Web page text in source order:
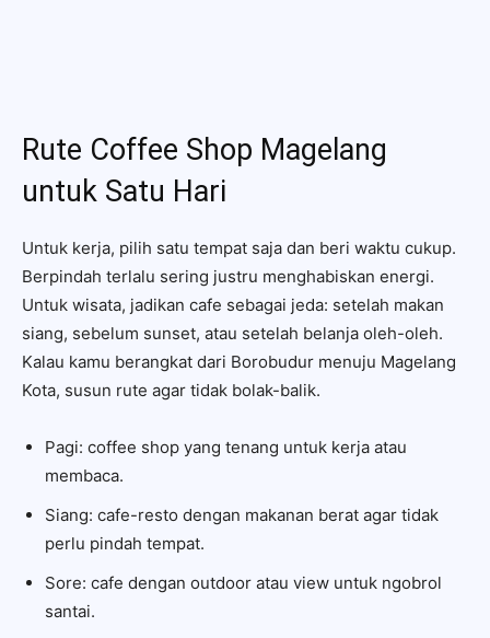
Rute Coffee Shop Magelang
untuk Satu Hari
Untuk kerja, pilih satu tempat saja dan beri waktu cukup.
Berpindah terlalu sering justru menghabiskan energi.
Untuk wisata, jadikan cafe sebagai jeda: setelah makan
siang, sebelum sunset, atau setelah belanja oleh-oleh.
Kalau kamu berangkat dari Borobudur menuju Magelang
Kota, susun rute agar tidak bolak-balik.
Pagi: coffee shop yang tenang untuk kerja atau
membaca.
Siang: cafe-resto dengan makanan berat agar tidak
perlu pindah tempat.
Sore: cafe dengan outdoor atau view untuk ngobrol
santai.